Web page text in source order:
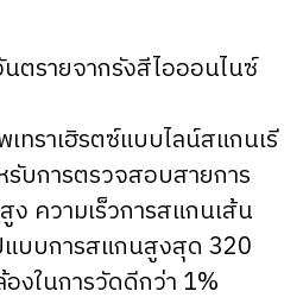
ตรายจากรังสีไอออนไนซ์
เทราเฮิรตซ์แบบไลน์สแกนเรี
รับการตรวจสอบสายการ
ความเร็วการสแกนเส้น
บบการสแกนสูงสุด 320
งในการวัดดีกว่า 1%